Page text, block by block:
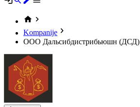
Kompanije
ООО Дальсибдистрибьюшн (ДСД)